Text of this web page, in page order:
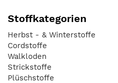
Stoffkategorien
Herbst - & Winterstoffe
Cordstoffe
Walkloden
Strickstoffe
Plüschstoffe